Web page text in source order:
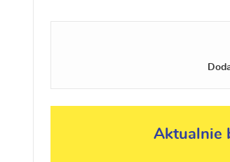
Aktualnie